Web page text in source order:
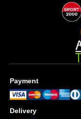
Payment
Delivery